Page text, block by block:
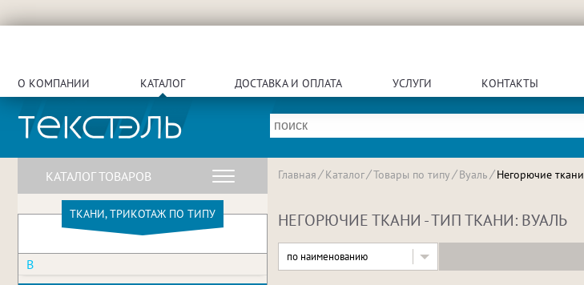
О КОМПАНИИ КАТАЛОГ ДОСТАВКА И ОПЛАТА УСЛУГИ КОНТАКТЫ
КАТАЛОГ ТОВАРОВ
ТКАНИ, ТРИКОТАЖ ПО ТИПУ
В
Главная Каталог Товары по типу Вуаль Негорючие ткани
НЕГОРЮЧИЕ ТКАНИ - ТИП ТКАНИ: ВУАЛЬ
по наименованию